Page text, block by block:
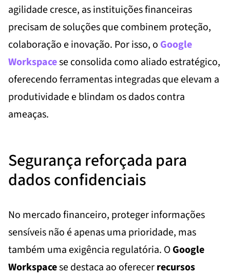
agilidade cresce, as instituições financeiras
precisam de soluções que combinem proteção,
colaboração e inovação. Por isso, o Google
Workspacese consolida como aliado estratégico,
oferecendo ferramentas integradas que elevam a
produtividade e blindam os dados contra
ameaças.
Segurança reforçada para
dados confidenciais
No mercado financeiro, proteger informações
sensíveis não é apenas uma prioridade, mas
também uma exigência regulatória. OGoogle
Workspacese destaca ao oferecerrecursos